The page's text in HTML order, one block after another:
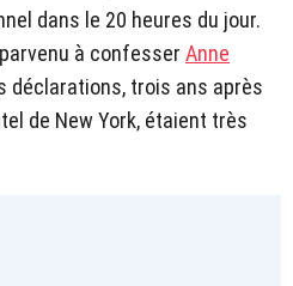
dans le 20 heures du jour.
à confesser Anne
déclarations, trois ans après
de New York, étaient très